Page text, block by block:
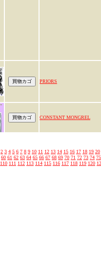
PRIORS
CONSTANT MONGREL
2 3 4 5 6 7 8 9 10 11 12 13 14 15 16 17 18 19 20
60 61 62 63 64 65 66 67 68 69 70 71 72 73 74 75
110 111 112 113 114 115 116 117 118 119 120